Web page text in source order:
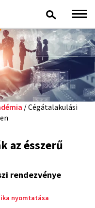
/ Cégátalakulási
az ésszerű
rendezvénye
nyomtatása